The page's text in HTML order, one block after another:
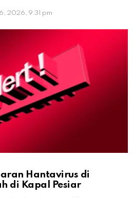
2026, 9:31 pm
Hantavirus di
di Kapal Pesiar